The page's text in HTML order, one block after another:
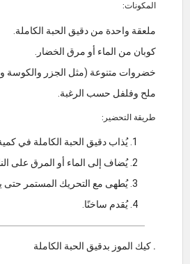
المكونات:
ملعقة واحدة من دقيق الحبة الكاملة.
كوبان من الماء أو مرق الخضار.
خضروات متنوعة (مثل الجزر والكوسة
ملح وفلفل حسب الرغبة.
طريقة التحضير:
يُذاب دقيق الحبة الكاملة في كمية
يُضاف إلى الماء أو المرق على
يُطهى مع التحريك المستمر حتى
يُقدم ساخنًا.
. كيك الموز بدقيق الحبة الكاملة